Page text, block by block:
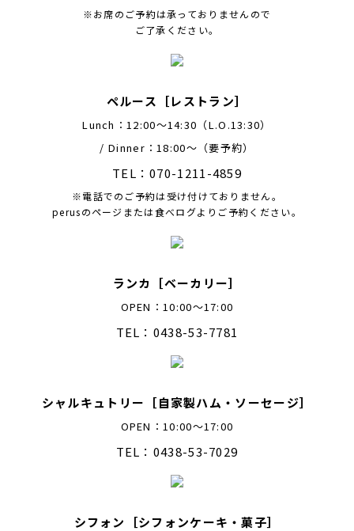
※お席のご予約は承っておりませんので
ご了承ください。
ペルース［レストラン］
Lunch：12:00〜14:30（L.O.13:30）
/ Dinner：18:00〜（要予約）
TEL：070-1211-4859
※電話でのご予約は受け付けておりません。
perusのページまたは食べログよりご予約ください。
ランカ［ベーカリー］
OPEN：10:00～17:00
TEL：0438-53-7781
シャルキュトリー［自家製ハム・ソーセージ］
OPEN：10:00～17:00
TEL：0438-53-7029
シフォン［シフォンケーキ・菓子］